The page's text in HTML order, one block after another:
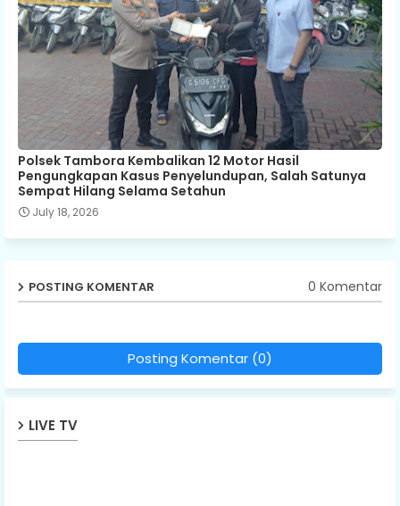
Polsek Tambora Kembalikan 12 Motor Hasil
Pengungkapan Kasus Penyelundupan, Salah Satunya
Sempat Hilang Selama Setahun
July 18, 2026
POSTING KOMENTAR 0 Komentar
Posting Komentar (0)
LIVE TV